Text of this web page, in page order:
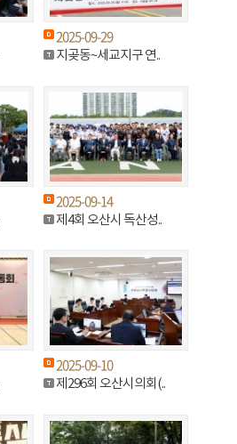
2025-09-29
지곶동~세교지구 연..
2025-09-14
제4회 오산시 독산성..
2025-09-10
제296회 오산시의회(..